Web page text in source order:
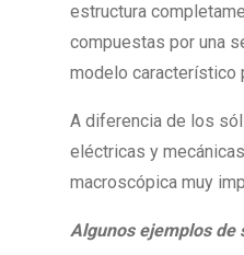
estructura
compuestas por una
modelo característico
A diferencia de los
eléctricas y
macroscópica muy
Algunos ejemplos de